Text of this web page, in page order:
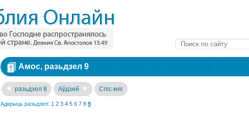
Амос, разьдзел 9
разьдзел 8 Аўдзей Спіс кніг
Адкрыць разьдзел: 1 2 3 4 5 6 7 8 9